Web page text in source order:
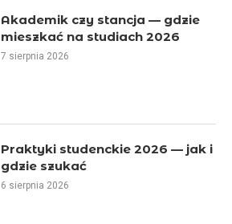
Akademik czy stancja — gdzie
mieszkać na studiach 2026
7 sierpnia 2026
Praktyki studenckie 2026 — jak i
gdzie szukać
6 sierpnia 2026